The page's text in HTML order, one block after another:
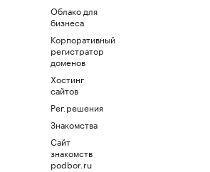
Облако для
бизнеса
Корпоративный
регистратор
доменов
Хостинг
сайтов
Рег.решения
Знакомства
Сайт
знакомств
podbor.ru